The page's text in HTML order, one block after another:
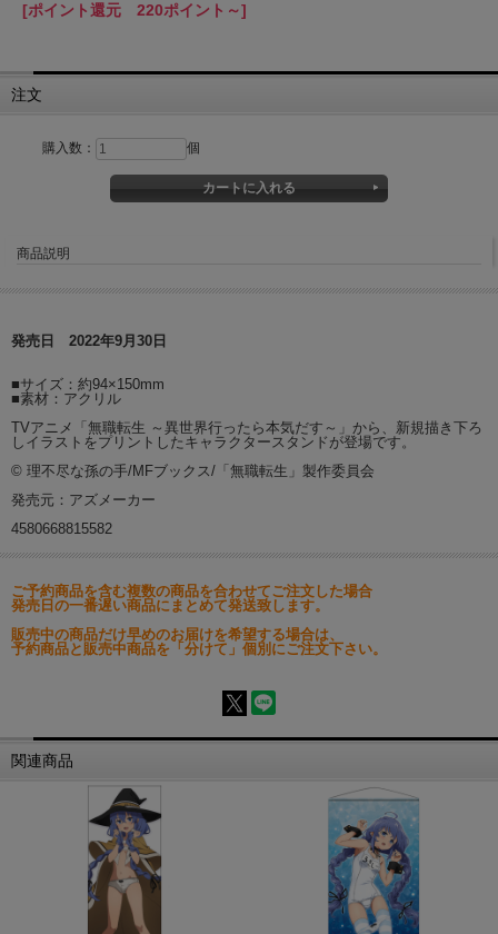
[ポイント還元 220ポイント～]
注文
購入数： 個
商品説明
発売日 2022年9月30日
■サイズ：約94×150mm
■素材：アクリル
TVアニメ「無職転生 ～異世界行ったら本気だす～」から、新規描き下ろ
しイラストをプリントしたキャラクタースタンドが登場です。
© 理不尽な孫の手/MFブックス/「無職転生」製作委員会
発売元：アズメーカー
4580668815582
ご予約商品を含む複数の商品を合わせてご注文した場合
発売日の一番遅い商品にまとめて発送致します。
販売中の商品だけ早めのお届けを希望する場合は、
予約商品と販売中商品を「分けて」個別にご注文下さい。
関連商品